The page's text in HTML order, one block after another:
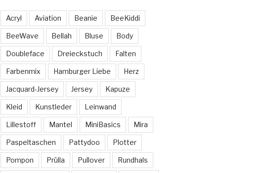
Acryl Aviation Beanie BeeKiddi
BeeWave Bellah Bluse Body
Doubleface Dreieckstuch Falten
Farbenmix Hamburger Liebe Herz
Jacquard-Jersey Jersey Kapuze
Kleid Kunstleder Leinwand
Lillestoff Mantel MiniBasics Mira
Paspeltaschen Pattydoo Plotter
Pompon Prülla Pullover Rundhals